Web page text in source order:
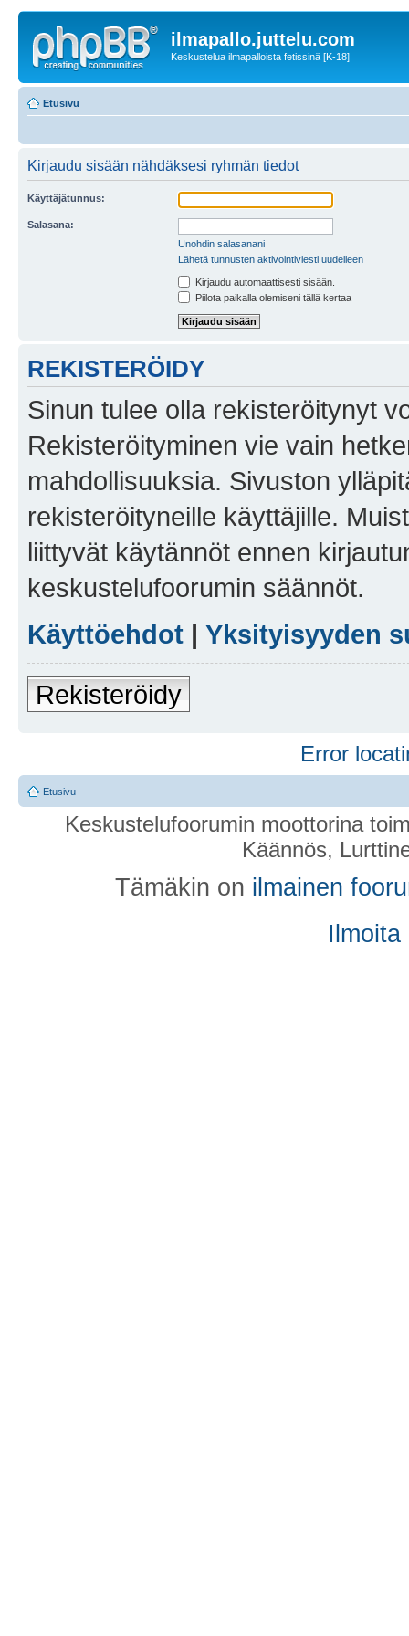
ilmapallo.juttelu.com
Keskustelua ilmapalloista fetissinä [K-18]
Etusivu
Kirjaudu sisään nähdäksesi ryhmän tiedot
Käyttäjätunnus:
Salasana:
Unohdin salasanani
Lähetä tunnusten aktivointiviesti uudelleen
Kirjaudu automaattisesti sisään.
Piilota paikalla olemiseni tällä kertaa
REKISTERÖIDY
Sinun tulee olla rekisteröitynyt
Rekisteröityminen vie vain
mahdollisuuksia. Sivuston
rekisteröityneille käyttäjille.
liittyvät käytännöt ennen
keskustelufoorumin säännöt.
Käyttöehdot | Yksityisyyden
Rekisteröidy
Error
Etusivu
Keskustelufoorumin moottorina
Käännös,
Tämäkin on ilmainen